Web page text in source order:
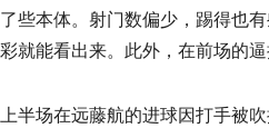
了些本体。射门数偏少，踢得也
彩就能看出来。此外，在前场的逼
上半场在远藤航的进球因打手被